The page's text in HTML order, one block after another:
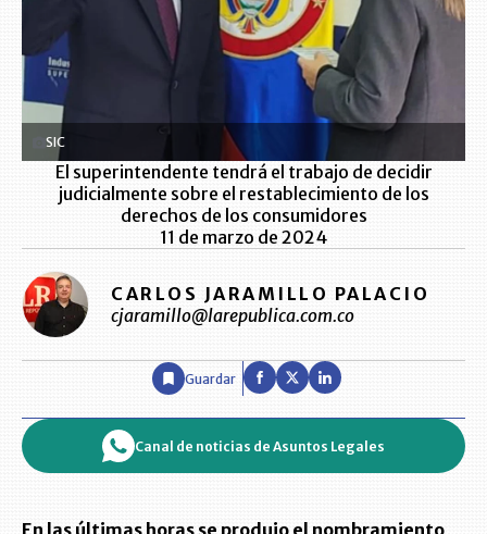
SIC
El superintendente tendrá el trabajo de decidir
judicialmente sobre el restablecimiento de los
derechos de los consumidores
11 de marzo de 2024
CARLOS JARAMILLO PALACIO
cjaramillo@larepublica.com.co
Guardar
Canal de noticias de Asuntos Legales
En las últimas horas se produjo el nombramiento